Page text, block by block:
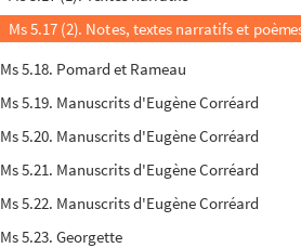
Ms 5.17 (2). Notes, textes narratifs et
Ms 5.18. Pomard et Rameau
Ms 5.19. Manuscrits d'Eugène Corréard
Ms 5.20. Manuscrits d'Eugène Corréard
Ms 5.21. Manuscrits d'Eugène Corréard
Ms 5.22. Manuscrits d'Eugène Corréard
Ms 5.23. Georgette